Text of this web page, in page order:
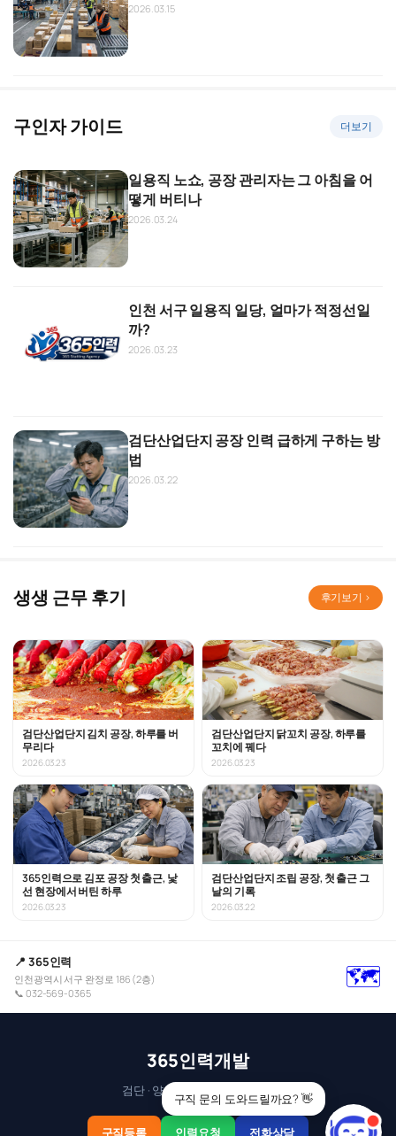
2026.03.15
구인자 가이드 더보기
일용직 노쇼, 공장 관리자는 그 아침을 어
떻게 버티나
2026.03.24
인천 서구 일용직 일당, 얼마가 적정선일
까?
2026.03.23
검단산업단지 공장 인력 급하게 구하는 방
법
2026.03.22
생생 근무 후기 후기보기 ›
검단산업단지 김치 공장, 하루를 버
무리다
2026.03.23
검단산업단지 닭꼬치 공장, 하루를
꼬치에 꿰다
2026.03.23
365인력으로 김포 공장 첫 출근, 낯
선 현장에서 버틴 하루
2026.03.23
검단산업단지 조립 공장, 첫 출근 그
날의 기록
2026.03.22
📍 365인력
인천광역시 서구 완정로 186 (2층)
📞 032-569-0365
🗺️
구직 문의 도와드릴까요? 👋
365인력개발
검단 · 양촌 산업단지 인력 전문
구직등록 인력요청 전화상담